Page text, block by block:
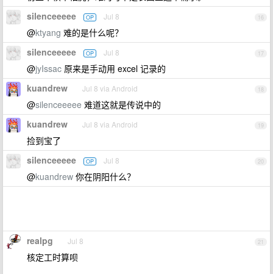
16
silenceeeee OP Jul 8
@ktyang 难的是什么呢？
17
silenceeeee OP Jul 8
@jyIssac 原来是手动用 excel 记录的
18
kuandrew Jul 8 via Android
@silenceeeee 难道这就是传说中的
19
kuandrew Jul 8 via Android
捡到宝了
20
silenceeeee OP Jul 8
@kuandrew 你在阴阳什么？
21
realpg Jul 8
核定工时算呗